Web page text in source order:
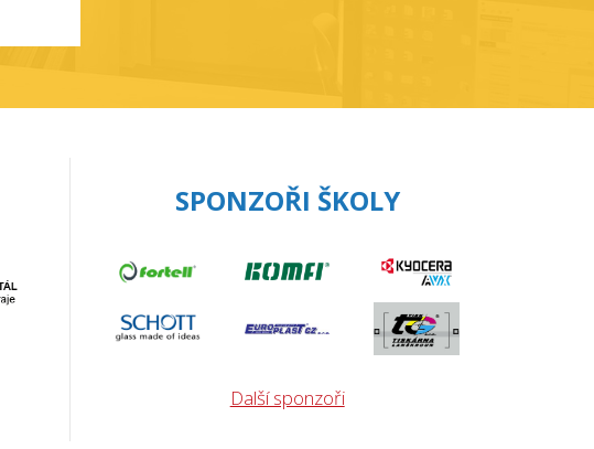
SPONZOŘI ŠKOLY
Další sponzoři